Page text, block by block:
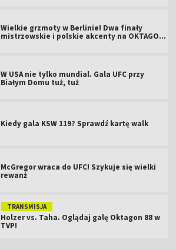
Wielkie grzmoty w Berlinie! Dwa finały
mistrzowskie i polskie akcenty na OKTAGON
W USA nie tylko mundial. Gala UFC przy
Białym Domu tuż, tuż
Kiedy gala KSW 119? Sprawdź kartę walk
McGregor wraca do UFC! Szykuje się wielki
rewanż
TRANSMISJA
Holzer vs. Taha. Oglądaj galę Oktagon 88 w
TVP!